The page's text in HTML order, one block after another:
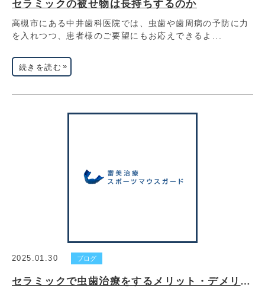
セラミックの被せ物は長持ちするのか
高槻市にある中井歯科医院では、虫歯や歯周病の予防に力
を入れつつ、患者様のご要望にもお応えできるよ...
続きを読む »
2025.01.30 ブログ
セラミックで虫歯治療をするメリット・デメリット